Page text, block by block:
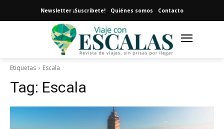
Newsletter ¡Suscríbete! Quiénes somos Contacto
Etiquetas Escala
Tag: Escala